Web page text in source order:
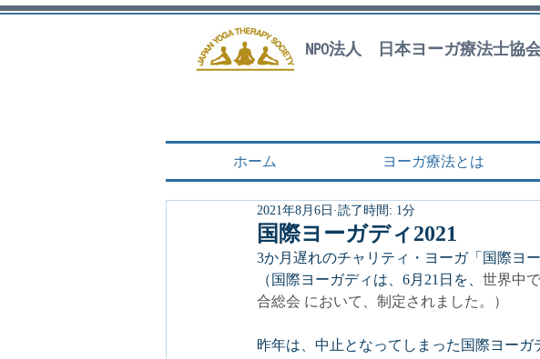
NPO法人 日本ヨーガ療法士協
ホーム ヨーガ療法とは
国際ヨーガディ2021
2021年8月6日 読了時間: 1分
3か月遅れのチャリティ・ヨーガ「国際ヨ
（国際ヨーガディは、6月21日を、 世界中
合総会 において、制定されました。）
昨年は、中止となってしまった国際ヨー